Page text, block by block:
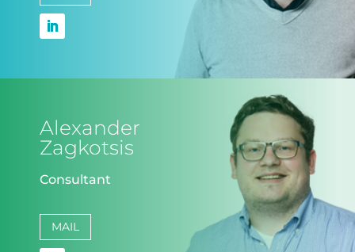
Alexander
Zagkotsis
Consultant
MAIL